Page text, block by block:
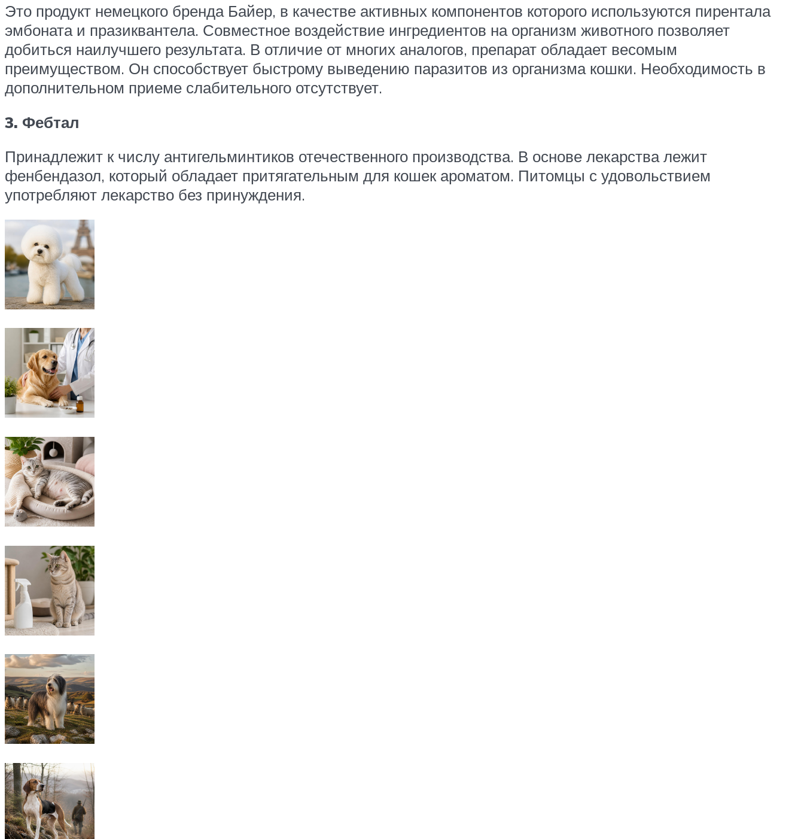
Это продукт немецкого бренда Байер, в качестве активных компонентов которого используются пирентала
эмбоната и празиквантела. Совместное воздействие ингредиентов на организм животного позволяет
добиться наилучшего результата. В отличие от многих аналогов, препарат обладает весомым
преимуществом. Он способствует быстрому выведению паразитов из организма кошки. Необходимость в
дополнительном приеме слабительного отсутствует.
3. Фебтал
Принадлежит к числу антигельминтиков отечественного производства. В основе лекарства лежит
фенбендазол, который обладает притягательным для кошек ароматом. Питомцы с удовольствием
употребляют лекарство без принуждения.